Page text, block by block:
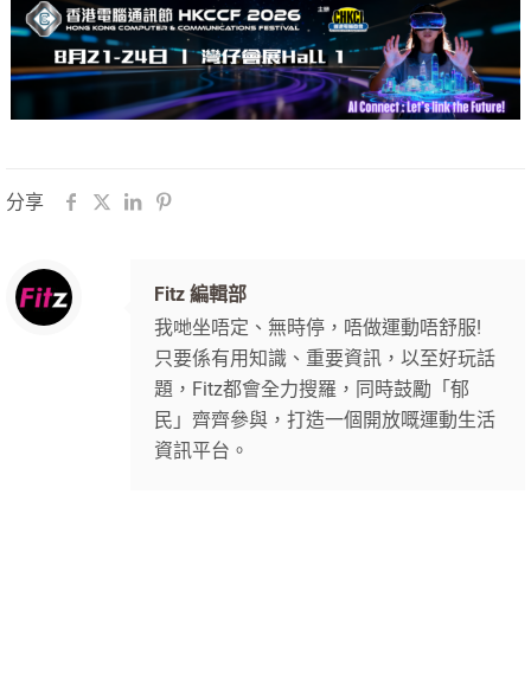
分享
Fitz 編輯部
我哋坐唔定、無時停，唔做運動唔舒服!
只要係有用知識、重要資訊，以至好玩話
題，Fitz都會全力搜羅，同時鼓勵「郁
民」齊齊參與，打造一個開放嘅運動生活
資訊平台。